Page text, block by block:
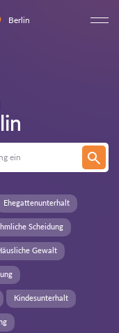
Berlin
Ehegattenunterhalt
Scheidung
Gewalt
Kindesunterhalt